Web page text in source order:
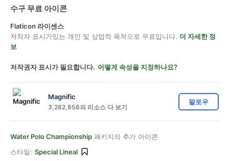
수구 무료 아이콘
Flaticon 라이센스
저작자 표시가있는 개인 및 상업적 목적으로 무료입니다. 더 자세한 정
보
저작권자 표시가 필요합니다. 어떻게 속성을 지정하나요?
Magnific
3,282,856의 리소스 다 보기
팔로우
Water Polo Championship 패키지의 추가 아이콘
스타일: Special Lineal